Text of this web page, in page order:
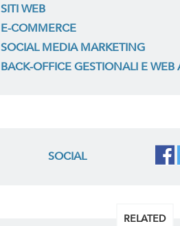
SITI WEB
E-COMMERCE
SOCIAL MEDIA MARKETING
BACK-OFFICE GESTIONALI E WEB
SOCIAL
RELATED